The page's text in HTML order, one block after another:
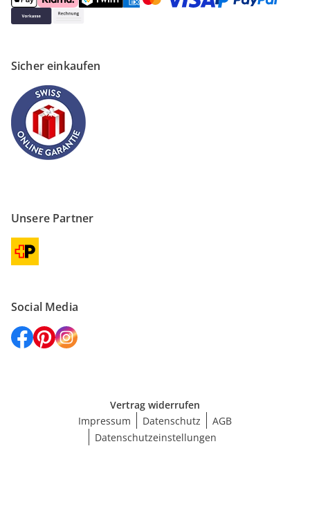
Sicher einkaufen
Unsere Partner
Social Media
Vertrag widerrufen
Impressum
Datenschutz
AGB
Datenschutzeinstellungen